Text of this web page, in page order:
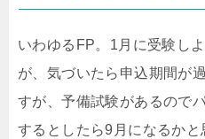
いわゆるFP。1月に受験し
が、気づいたら申込期間が
すが、予備試験があるので
するとしたら9月になるか